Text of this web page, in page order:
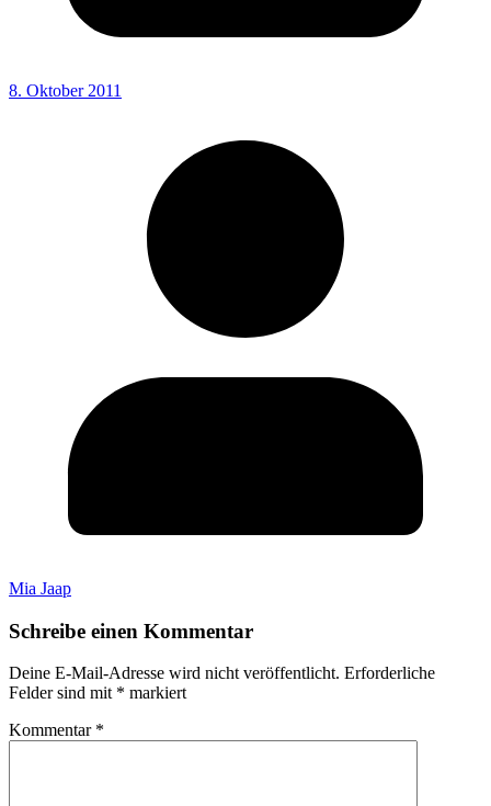
8. Oktober 2011
Mia Jaap
Schreibe einen Kommentar
Deine E-Mail-Adresse wird nicht veröffentlicht. Erforderliche
Felder sind mit * markiert
Kommentar *